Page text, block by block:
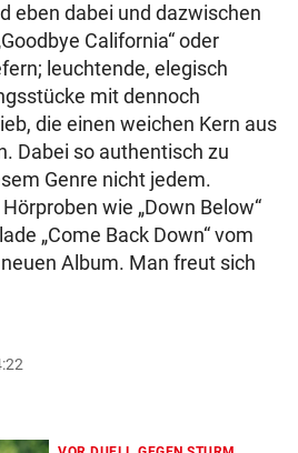
eben dabei und dazwischen
California“ oder
leuchtende, elegisch
mit dennoch
die einen weichen Kern aus
Dabei so authentisch zu
Genre nicht jedem.
wie „Down Below“
„Come Back Down“ vom
Album. Man freut sich